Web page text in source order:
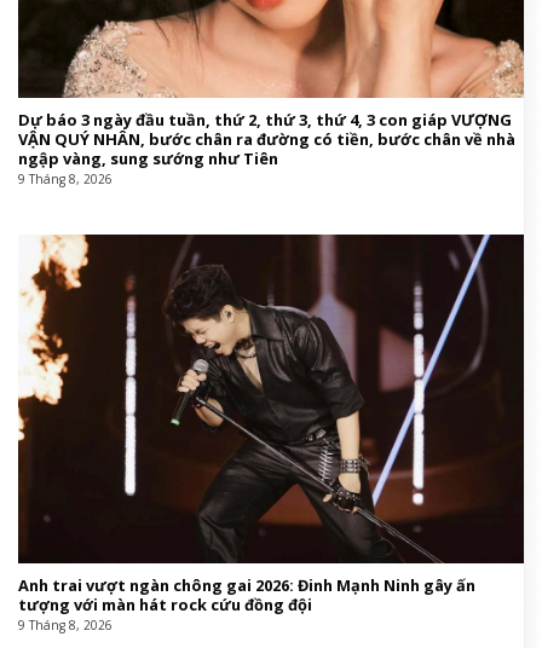
Dự báo 3 ngày đầu tuần, thứ 2, thứ 3, thứ 4, 3 con giáp VƯỢNG
VẬN QUÝ NHÂN, bước chân ra đường có tiền, bước chân về nhà
ngập vàng, sung sướng như Tiên
9 Tháng 8, 2026
Anh trai vượt ngàn chông gai 2026: Đinh Mạnh Ninh gây ấn
tượng với màn hát rock cứu đồng đội
9 Tháng 8, 2026